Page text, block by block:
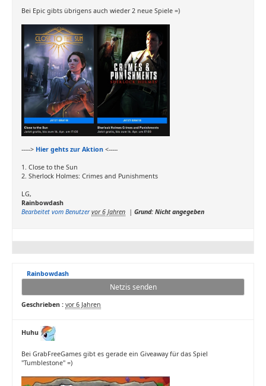
Bei Epic gibts übrigens auch wieder 2 neue Spiele =)
-----> Hier gehts zur Aktion <-----
1. Close to the Sun
2. Sherlock Holmes: Crimes and Punishments
LG,
Rainbowdash
Bearbeitet vom Benutzer vor 6 Jahren | Grund: Nicht angegeben
Rainbowdash
Netzis senden
Geschrieben : vor 6 Jahren
Huhu
Bei GrabFreeGames gibt es gerade ein Giveaway für das Spiel
"Tumblestone" =)